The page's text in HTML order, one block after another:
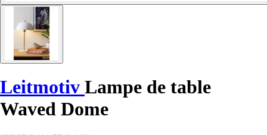
Leitmotiv Lampe de table
Waved Dome